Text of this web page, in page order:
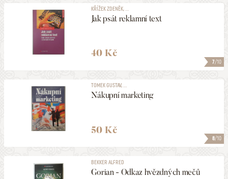
7/10
KŘÍŽEK ZDENĚK, ...
Jak psát reklamní text
40 Kč
8/10
TOMEK GUSTAV, ...
Nákupní marketing
50 Kč
BEKKER ALFRED
Gorian - Odkaz hvězdných mečů